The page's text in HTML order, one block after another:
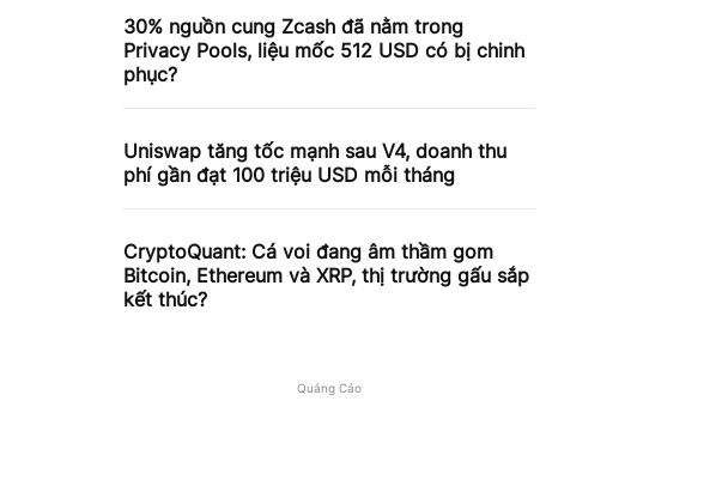
30% nguồn cung Zcash đã nằm trong
Privacy Pools, liệu mốc 512 USD có bị chinh
phục?
Uniswap tăng tốc mạnh sau V4, doanh thu
phí gần đạt 100 triệu USD mỗi tháng
CryptoQuant: Cá voi đang âm thầm gom
Bitcoin, Ethereum và XRP, thị trường gấu sắp
kết thúc?
Quảng Cáo